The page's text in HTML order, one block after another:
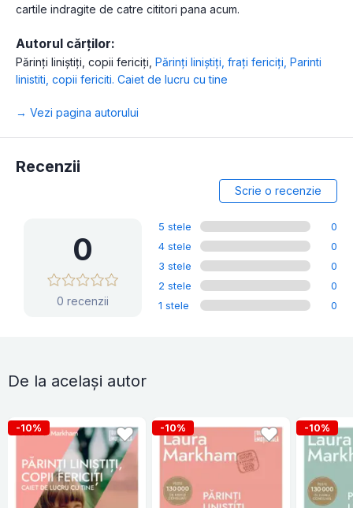
cartile indragite de catre cititori pana acum.
Autorul cărților:
Părinți liniștiți, copii fericiți Părinți liniștiți, frați fericiți Parinti
linistiti, copii fericiti. Caiet de lucru cu tine
→ Vezi pagina autorului
Recenzii
Scrie o recenzie
0
0 recenzii
5 stele
0
4 stele
0
3 stele
0
2 stele
0
1 stele
0
De la același autor
-10% -10% -10%